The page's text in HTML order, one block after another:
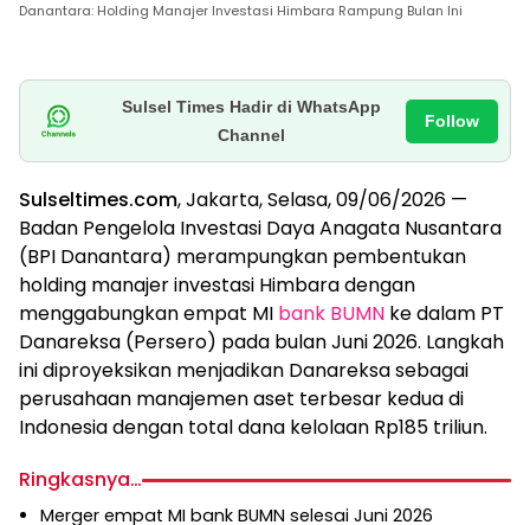
Danantara: Holding Manajer Investasi Himbara Rampung Bulan Ini
Sulsel Times Hadir di WhatsApp
Channel
Follow
Sulseltimes.com, Jakarta, Selasa, 09/06/2026 —
Badan Pengelola Investasi Daya Anagata Nusantara
(BPI Danantara) merampungkan pembentukan
holding manajer investasi Himbara dengan
menggabungkan empat MI bank BUMN ke dalam PT
Danareksa (Persero) pada bulan Juni 2026. Langkah
ini diproyeksikan menjadikan Danareksa sebagai
perusahaan manajemen aset terbesar kedua di
Indonesia dengan total dana kelolaan Rp185 triliun.
Ringkasnya…
Merger empat MI bank BUMN selesai Juni 2026